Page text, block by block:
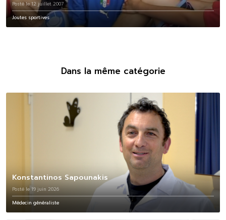
Posté le 12 juillet 2007
Joutes sportives
Dans la même catégorie
Konstantinos Sapounakis
Posté le 19 juin 2026
Médecin généraliste